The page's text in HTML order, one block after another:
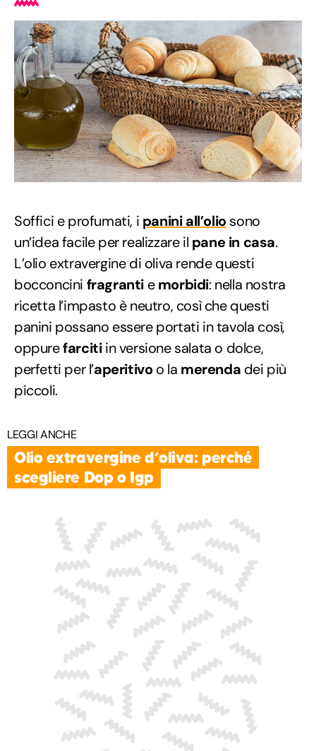
Soffici e profumati, i panini all’oliosono
un’idea facile per realizzare il pane in casa.
L’olio extravergine di oliva rende questi
bocconcini fragranti emorbidi: nella nostra
ricetta l’impasto è neutro, così che questi
panini possano essere portati in tavola così,
oppurefarcitiin versione salata o dolce,
perfetti per l’aperitivoo la merenda dei più
piccoli.
LEGGI ANCHE
Olio extravergine d’oliva: perché
scegliere Dop o Igp